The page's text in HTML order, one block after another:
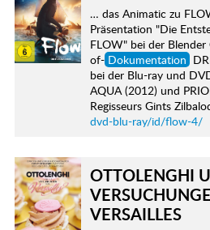
… das Animatic zu
Präsentation "Die
FLOW" bei der
of- Dokumentation
bei der Blu-ray und
AQUA (2012) und
Regisseurs Gints
dvd-blu-ray/id/flow-4/
OTTOLENGHI
VERSAILLES